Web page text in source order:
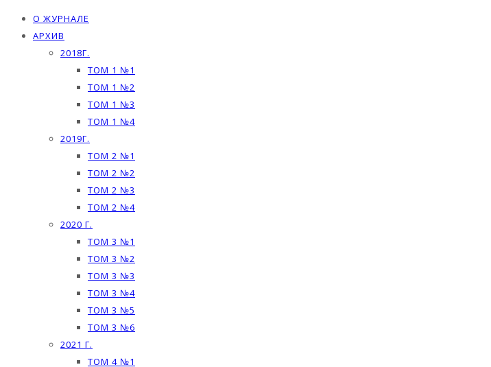
О ЖУРНАЛЕ
АРХИВ
2018Г.
ТОМ 1 №1
ТОМ 1 №2
ТОМ 1 №3
ТОМ 1 №4
2019Г.
ТОМ 2 №1
ТОМ 2 №2
ТОМ 2 №3
ТОМ 2 №4
2020 Г.
ТОМ 3 №1
ТОМ 3 №2
ТОМ 3 №3
ТОМ 3 №4
ТОМ 3 №5
ТОМ 3 №6
2021 Г.
ТОМ 4 №1